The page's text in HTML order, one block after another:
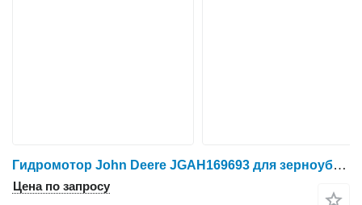
Гидромотор John Deere JGAH169693 для зерноуборочного комбайна John Deere
Цена по запросу